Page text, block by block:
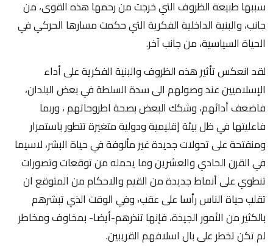
سببها طبيعة الظروف التي خرجت من رحمها هذه القوى، من
جانب، والبنية الداخلية الفكرية التي حكمت مسارها الحركي في
الحياة السياسية، من جانب آخر.
لقد انعكس تأثير هذه الظروف والبنية الفكرية على أداء
الإسلاميين عند وصولهم الى سدة السلطة في بعض البلدان،
فاضعف أدائهم، وشكك البعض بصحة اطروحاتهم ، وربما
فاعليتها في ظل بيئة إقليمية ودولية متغيرة تتطور باستمرار
ومنفتحة على تحولات جديدة غير مألوفة في حياة البشر، لاسيما
في القرن الحادي والعشرين وما يحمله من توقعات وتصورات
تنطوي على أنماط جديدة من القيم والاحكام من المتوقع ان
تقلب حياة الناس رأسا على عقب، وفي الوقت الذي تبشرهم
بالكثير من الأمور الجيدة، فإنها تنذرهم-أيضا- بمخاوف ومخاطر
لم تكن تخطر على بال اسلافهم القريبين.